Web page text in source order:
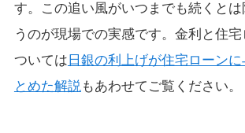
す。この追い風がいつまでも続くと
うのが現場での実感です。金利と住
ついては 日銀の利上げが住宅ローン
とめた解説 もあわせてご覧ください。